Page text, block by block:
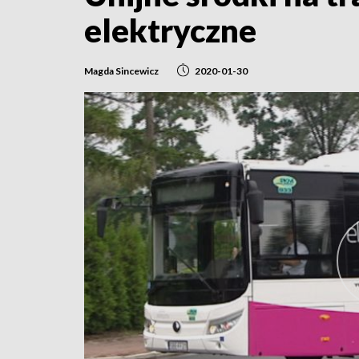
elektryczne
Magda Sincewicz 2020-01-30